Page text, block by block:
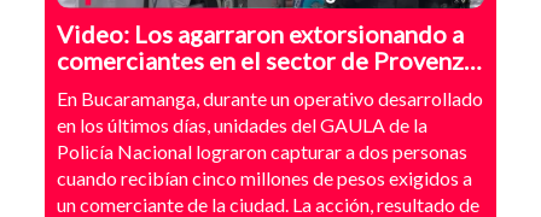
Video: Los agarraron extorsionando a
comerciantes en el sector de Provenza,
Bucaramanga
En Bucaramanga, durante un operativo desarrollado
en los últimos días, unidades del GAULA de la
Policía Nacional lograron capturar a dos personas
cuando recibían cinco millones de pesos exigidos a
un comerciante de la ciudad. La acción, resultado de